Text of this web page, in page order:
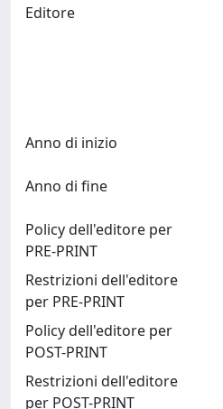
Editore
Anno di inizio
Anno di fine
Policy dell'editore per
PRE-PRINT
Restrizioni dell'editore
per PRE-PRINT
Policy dell'editore per
POST-PRINT
Restrizioni dell'editore
per POST-PRINT